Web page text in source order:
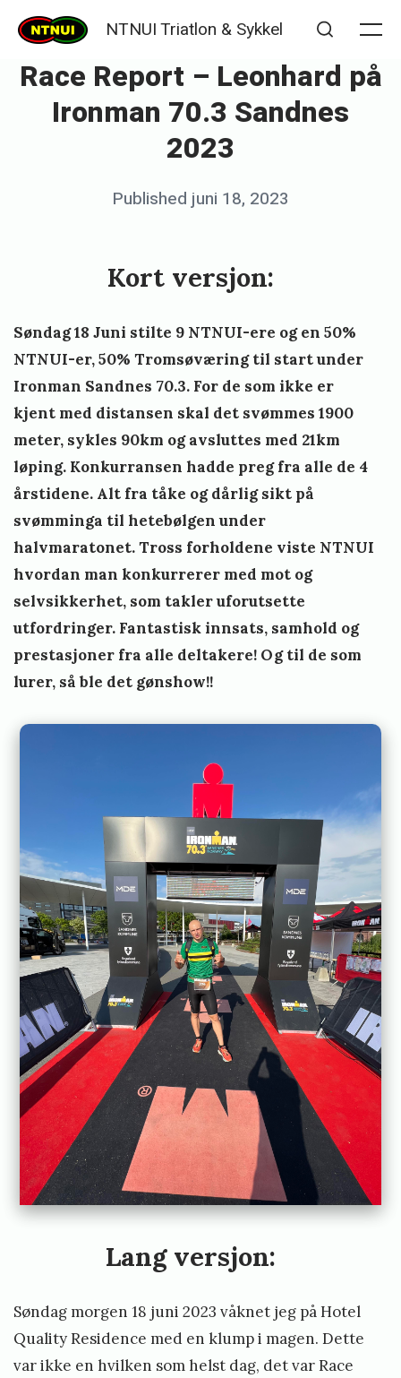
Skip
content
NTNUI Triatlon & Sykkel
Race Report – Leonhard på
Ironman 70.3 Sandnes
2023
Posted
Published juni 18, 2023
k
w
i
e
l
a
Kort versjon:
Søndag 18 Juni stilte 9 NTNUI-ere og en 50%
NTNUI-er, 50% Tromsøværing til start under
Ironman Sandnes 70.3. For de som ikke er
kjent med distansen skal det svømmes 1900
meter, sykles 90km og avsluttes med 21km
løping. Konkurransen hadde preg fra alle de 4
årstidene. Alt fra tåke og dårlig sikt på
svømminga til hetebølgen under
halvmaratonet. Tross forholdene viste NTNUI
hvordan man konkurrerer med mot og
selvsikkerhet, som takler uforutsette
utfordringer. Fantastisk innsats, samhold og
prestasjoner fra alle deltakere! Og til de som
lurer, så ble det gønshow!!
Lang versjon:
Søndag morgen 18 juni 2023 våknet jeg på Hotel
Quality Residence med en klump i magen. Dette
var ikke en hvilken som helst dag, det var Race